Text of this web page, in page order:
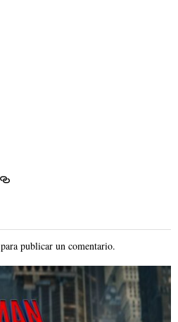
para publicar un comentario.